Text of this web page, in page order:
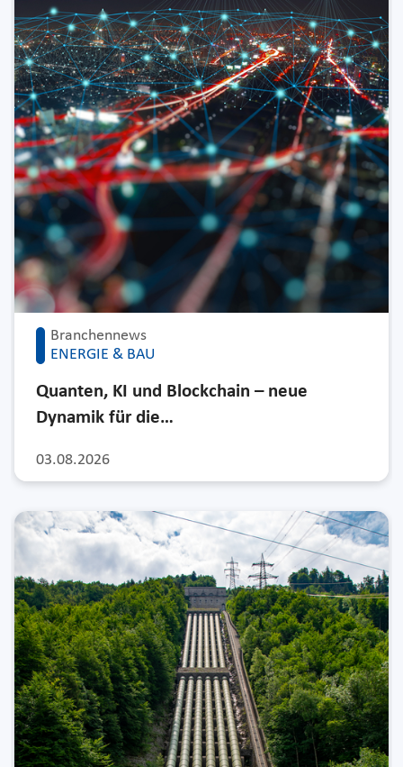
Branchennews
ENERGIE & BAU
03.08.2026
Quanten, KI und Blockchain – neue
Dynamik für die…